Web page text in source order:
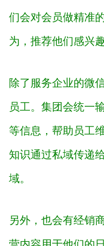
们会对会员做精准
为，推荐他们感兴
除了服务企业的微
员工。集团会统一
等信息，帮助员工
知识通过私域传递
域。
另外，也会有经销